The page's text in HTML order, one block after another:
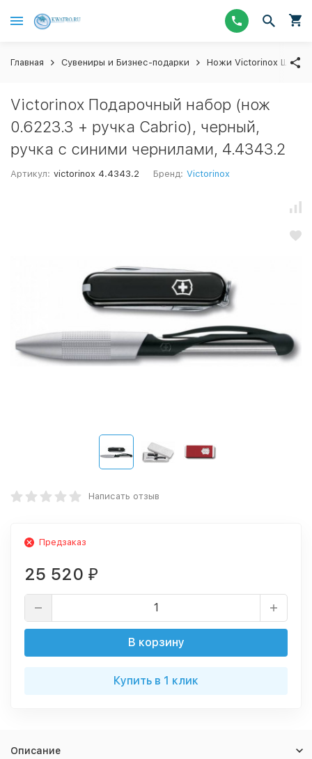
Главная Сувениры и Бизнес-подарки Ножи Victorinox
Victorinox Подарочный набор (нож
0.6223.3 + ручка Cabrio), черный,
ручка с синими чернилами, 4.4343.2
Артикул: victorinox 4.4343.2 Бренд: Victorinox
Написать отзыв
Предзаказ
25 520 ₽
В корзину
Купить в 1 клик
Описание